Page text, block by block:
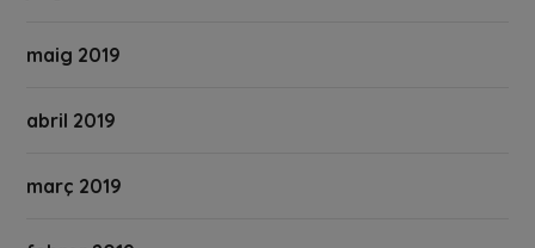
maig 2019
abril 2019
març 2019